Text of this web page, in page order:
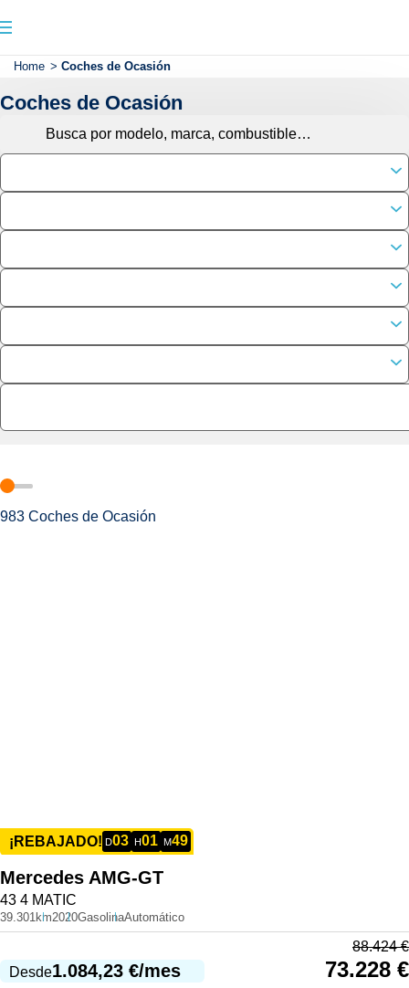
Home > Coches de Ocasión
Coches de Ocasión
983 Coches de Ocasión
¡REBAJADO! D03 H01 M49
Mercedes AMG-GT
43 4 MATIC
39.301km2020GasolinaAutomático
Desde1.084,23 €/mes
88.424€
73.228 €